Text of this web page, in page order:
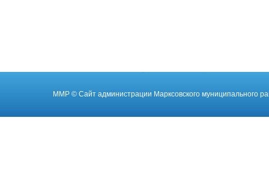
ММР © Cайт администрации Марксовского муниципального